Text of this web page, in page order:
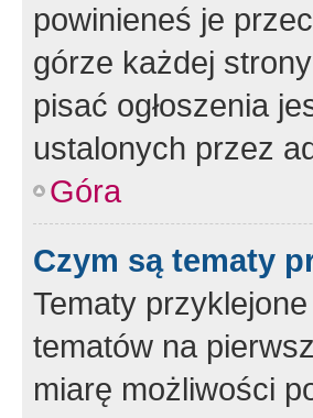
powinieneś je
górze każdej
pisać ogłoszenia
ustalonych przez
Góra
Czym są tematy
Tematy
tematów na
miarę możliwości